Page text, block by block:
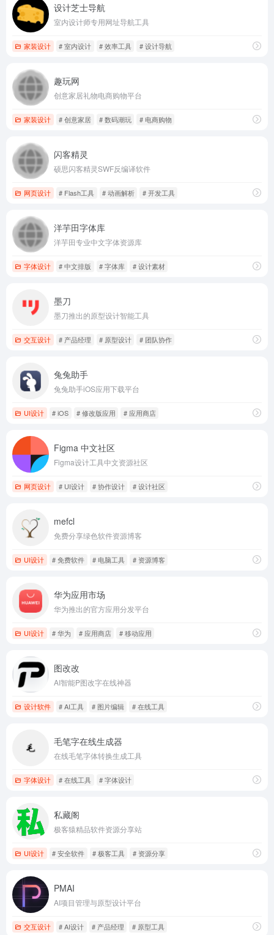
设计芝士导航
室内设计师专用网址导航工具
家装设计 # 室内设计 # 效率工具 # 设计导航
趣玩网
创意家居礼物电商购物平台
家装设计 # 创意家居 # 数码潮玩 # 电商购物
闪客精灵
硕思闪客精灵SWF反编译软件
网页设计 # Flash工具 # 动画解析 # 开发工具
洋芋田字体库
洋芋田专业中文字体资源库
字体设计 # 中文排版 # 字体库 # 设计素材
墨刀
墨刀推出的原型设计智能工具
交互设计 # 产品经理 # 原型设计 # 团队协作
兔兔助手
兔兔助手iOS应用下载平台
UI设计 # iOS # 修改版应用 # 应用商店
Figma 中文社区
Figma设计工具中文资源社区
网页设计 # UI设计 # 协作设计 # 设计社区
mefcl
免费分享绿色软件资源博客
UI设计 # 免费软件 # 电脑工具 # 资源博客
华为应用市场
华为推出的官方应用分发平台
UI设计 # 华为 # 应用商店 # 移动应用
图改改
AI智能P图改字在线神器
设计软件 # AI工具 # 图片编辑 # 在线工具
毛笔字在线生成器
在线毛笔字体转换生成工具
字体设计 # 在线工具 # 字体设计
私藏阁
极客猿精品软件资源分享站
UI设计 # 安全软件 # 极客工具 # 资源分享
PMAI
AI项目管理与原型设计平台
交互设计 # AI设计 # 产品经理 # 原型工具